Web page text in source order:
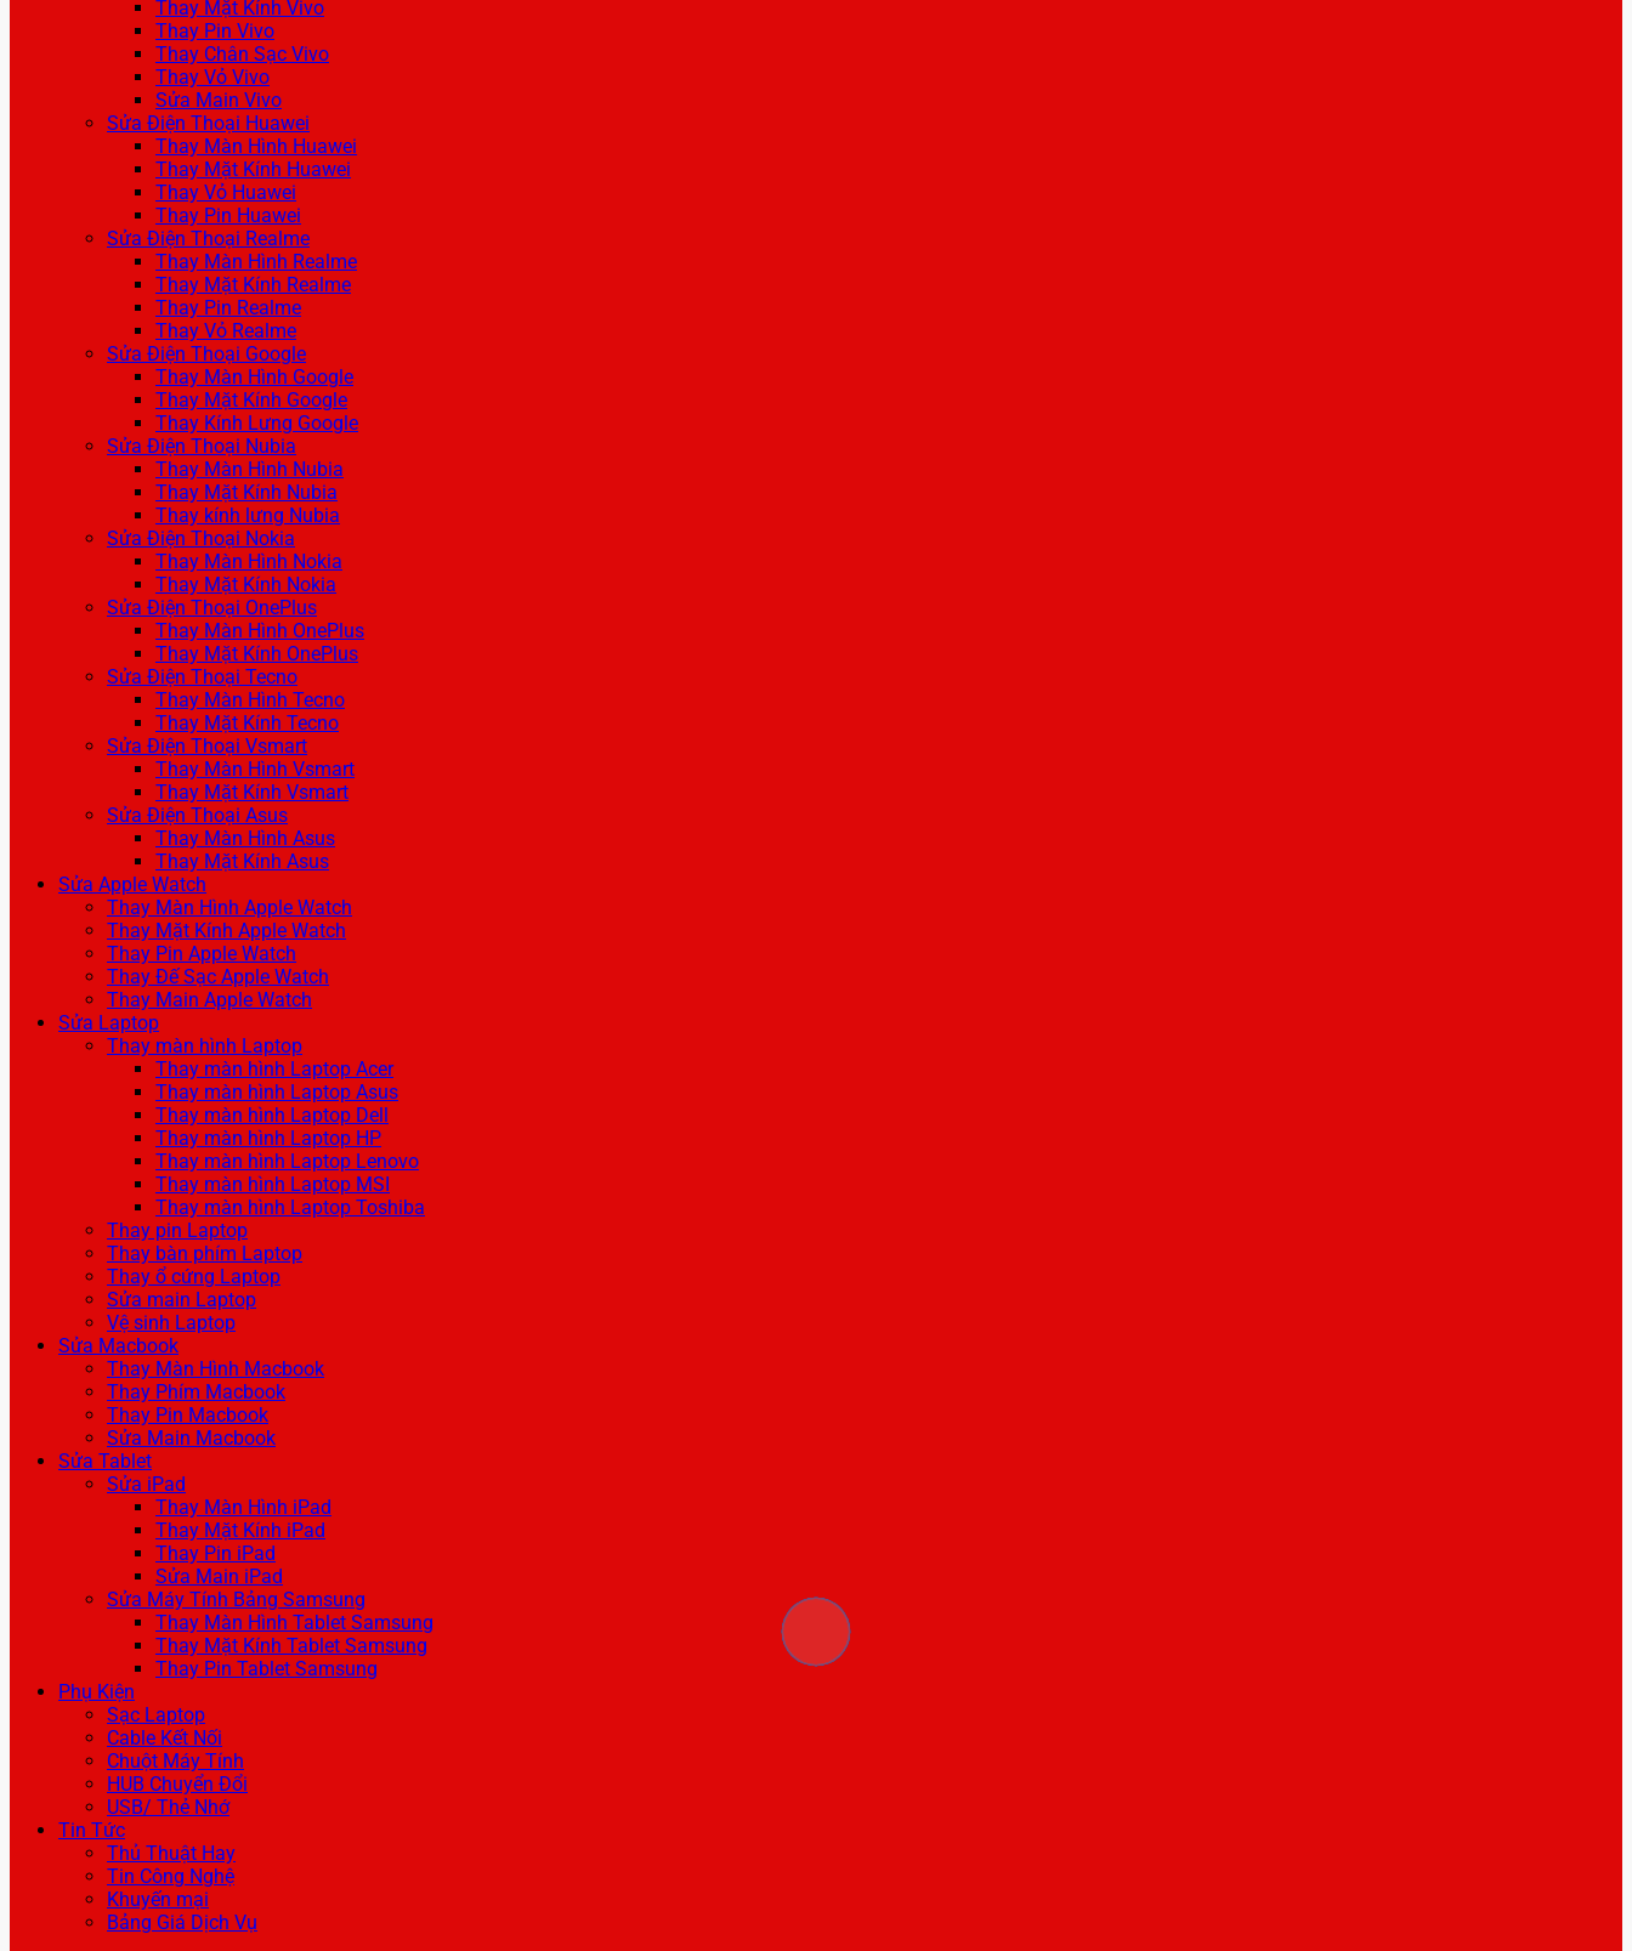
Thay Mặt Kính Vivo
Thay Pin Vivo
Thay Chân Sạc Vivo
Thay Vỏ Vivo
Sửa Main Vivo
Sửa Điện Thoại Huawei
Thay Màn Hình Huawei
Thay Mặt Kính Huawei
Thay Vỏ Huawei
Thay Pin Huawei
Sửa Điện Thoại Realme
Thay Màn Hình Realme
Thay Mặt Kính Realme
Thay Pin Realme
Thay Vỏ Realme
Sửa Điện Thoại Google
Thay Màn Hình Google
Thay Mặt Kính Google
Thay Kính Lưng Google
Sửa Điện Thoại Nubia
Thay Màn Hình Nubia
Thay Mặt Kính Nubia
Thay kính lưng Nubia
Sửa Điện Thoại Nokia
Thay Màn Hình Nokia
Thay Mặt Kính Nokia
Sửa Điện Thoại OnePlus
Thay Màn Hình OnePlus
Thay Mặt Kính OnePlus
Sửa Điện Thoại Tecno
Thay Màn Hình Tecno
Thay Mặt Kính Tecno
Sửa Điện Thoại Vsmart
Thay Màn Hình Vsmart
Thay Mặt Kính Vsmart
Sửa Điện Thoại Asus
Thay Màn Hình Asus
Thay Mặt Kính Asus
Sửa Apple Watch
Thay Màn Hình Apple Watch
Thay Mặt Kính Apple Watch
Thay Pin Apple Watch
Thay Đế Sạc Apple Watch
Thay Main Apple Watch
Sửa Laptop
Thay màn hình Laptop
Thay màn hình Laptop Acer
Thay màn hình Laptop Asus
Thay màn hình Laptop Dell
Thay màn hình Laptop HP
Thay màn hình Laptop Lenovo
Thay màn hình Laptop MSI
Thay màn hình Laptop Toshiba
Thay pin Laptop
Thay bàn phím Laptop
Thay ổ cứng Laptop
Sửa main Laptop
Vệ sinh Laptop
Sửa Macbook
Thay Màn Hình Macbook
Thay Phím Macbook
Thay Pin Macbook
Sửa Main Macbook
Sửa Tablet
Sửa iPad
Thay Màn Hình iPad
Thay Mặt Kính iPad
Thay Pin iPad
Sửa Main iPad
Sửa Máy Tính Bảng Samsung
Thay Màn Hình Tablet Samsung
Thay Mặt Kính Tablet Samsung
Thay Pin Tablet Samsung
Phụ Kiện
Sạc Laptop
Cable Kết Nối
Chuột Máy Tính
HUB Chuyển Đổi
USB/ Thẻ Nhớ
Tin Tức
Thủ Thuật Hay
Tin Công Nghệ
Khuyến mại
Bảng Giá Dịch Vụ